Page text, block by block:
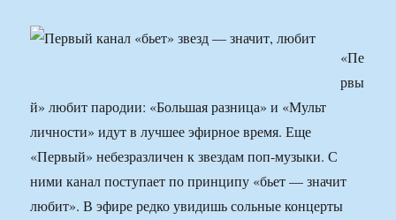
«Пе
рвы
й» любит пародии: «Большая разница» и «Мульт
личности» идут в лучшее эфирное время. Еще
«Первый» небезразличен к звездам поп-музыки. С
ними канал поступает по принципу «бьет — значит
любит». В эфире редко увидишь сольные концерты